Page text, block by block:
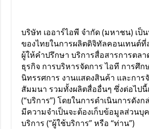
บริษัท เออาร์ไอพี จำกัด (มหาชน) เป็
ของไทยในการผลิตดิจิทัลคอนเทนต์ที่
ผู้ให้คำปรึกษา บริการสื่อสารการตล
ธุรกิจ การบริหารจัดการ ไอที การศึก
นิทรรศการ งานแสดงสินค้า และการ
สัมมนา รวมทั้งผลิตสื่ออื่นๆ ซึ่งต่อไปนี้
(“บริการ”) โดยในการดำเนินการดัง
มีความจำเป็นจะต้องเก็บข้อมูลส่วนบุ
บริการ (“ผู้ใช้บริการ” หรือ “ท่าน”)